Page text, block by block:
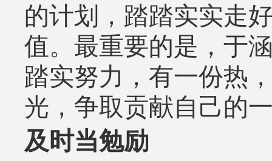
的计划，踏踏实实走
值。最重要的是，于
踏实努力，有一份热
光，争取贡献自己的
及时当勉励